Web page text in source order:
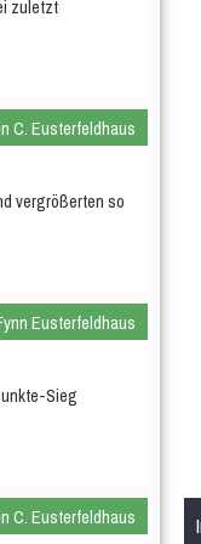
zuletzt
C. Eusterfeldhaus
vergrößerten so
Eusterfeldhaus
Sieg
C. Eusterfeldhaus